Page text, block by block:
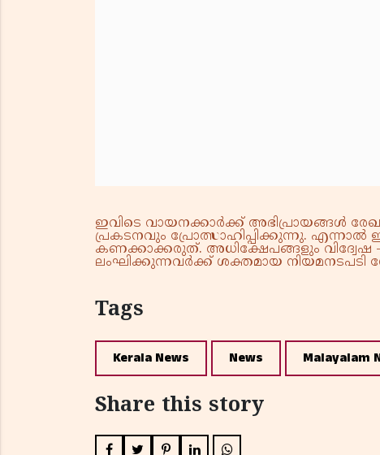
ഇവിടെ വായനക്കാർക്ക് അഭിപ്രായങ്ങൾ
പ്രകടനവും പ്രോത്സാഹിപ്പിക്കുന്നു.
കണക്കാക്കരുത്. അധിക്ഷേപങ്ങളും വിദ്വേഷ -
ലംഘിക്കുന്നവർക്ക് ശക്തമായ നിയമനടപടി
Tags
Kerala News News Malayalam
Share this story